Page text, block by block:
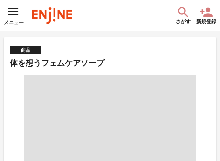
メニュー さがす 新規登録
商品
体を想うフェムケアソープ